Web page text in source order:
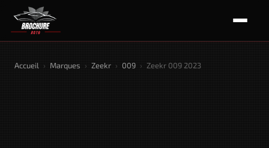
Accueil › Marques › Zeekr › 009 › Zeekr 009 2023